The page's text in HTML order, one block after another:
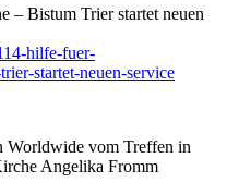
– Bistum Trier startet neuen
hilfe-fuer-
startet-neuen-service
Worldwide vom Treffen in
Angelika Fromm